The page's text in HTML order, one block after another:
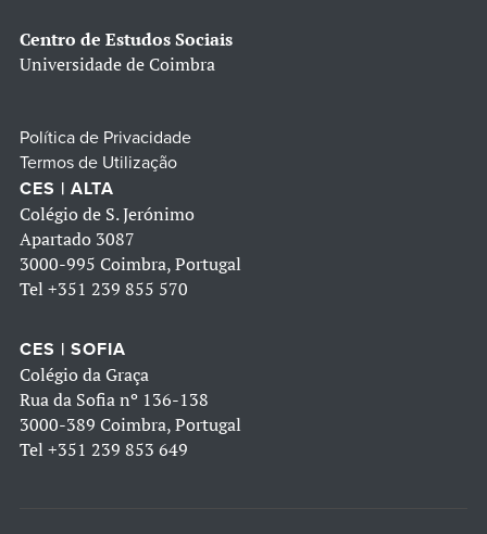
Centro de Estudos Sociais
Universidade de Coimbra
Política de Privacidade
Termos de Utilização
CES | ALTA
Colégio de S. Jerónimo
Apartado 3087
3000-995 Coimbra, Portugal
Tel +351 239 855 570
CES | SOFIA
Colégio da Graça
Rua da Sofia nº 136-138
3000-389 Coimbra, Portugal
Tel +351 239 853 649